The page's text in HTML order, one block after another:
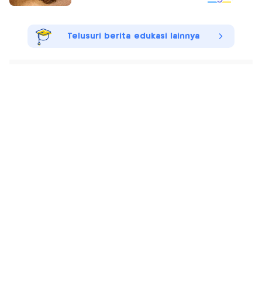
Telusuri berita edukasi lainnya